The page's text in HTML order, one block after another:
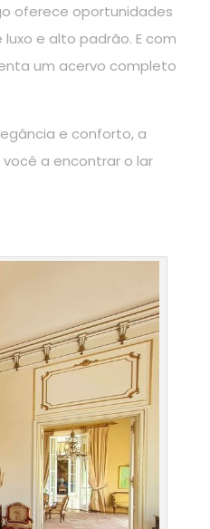
oferece oportunidades
e alto padrão. E com
um acervo completo
e conforto, a
a encontrar o lar